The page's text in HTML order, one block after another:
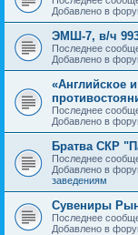
Добавлено в
ЭМШ-7, в/ч
Последнее
Добавлено в
«Английское
Последнее
Добавлено в
Братва СКР
Последнее
Добавлено в
заведениям
Сувениры
Последнее
Добавлено в